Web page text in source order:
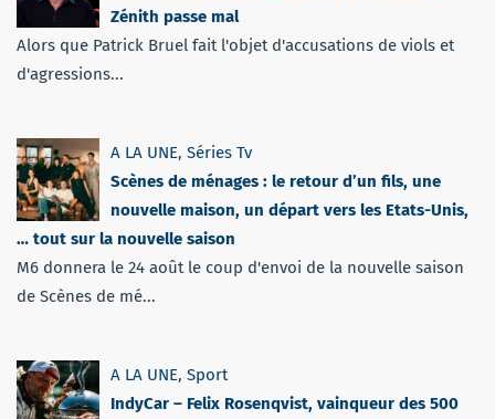
Zénith passe mal
Alors que Patrick Bruel fait l'objet d'accusations de viols et
d'agressions...
A LA UNE, Séries Tv
Scènes de ménages : le retour d’un fils, une
nouvelle maison, un départ vers les Etats-Unis,
… tout sur la nouvelle saison
M6 donnera le 24 août le coup d'envoi de la nouvelle saison
de Scènes de mé...
A LA UNE, Sport
IndyCar – Felix Rosenqvist, vainqueur des 500